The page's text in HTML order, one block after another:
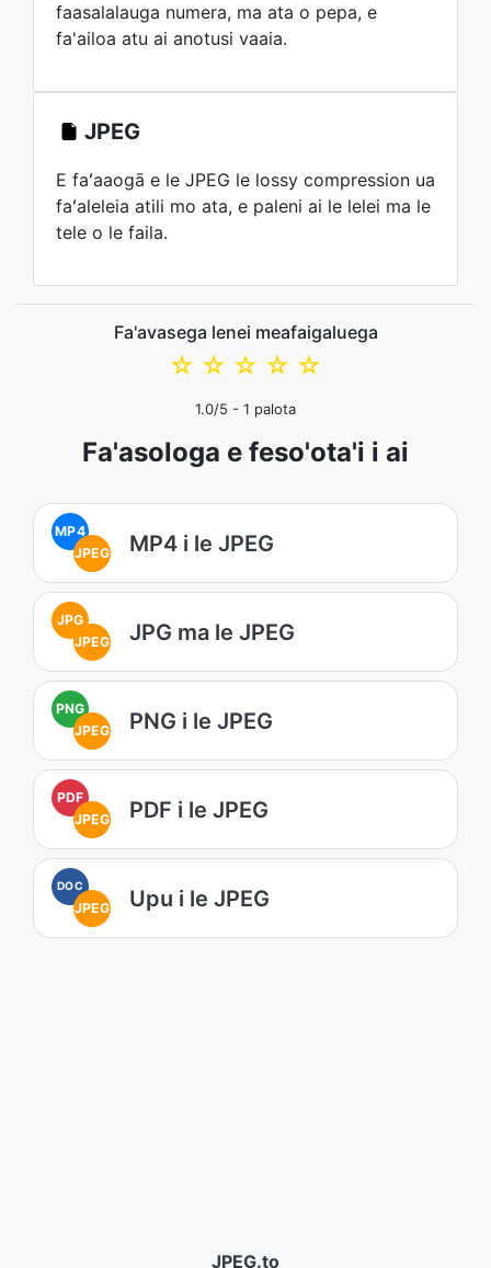
faasalalauga numera, ma ata o pepa, e
fa'ailoa atu ai anotusi vaaia.
JPEG
E faʻaaogā e le JPEG le lossy compression ua
faʻaleleia atili mo ata, e paleni ai le lelei ma le
tele o le faila.
Fa'avasega lenei meafaigaluega
☆
☆
☆
☆
☆
1.0/5 - 1 palota
Fa'asologa e feso'ota'i i ai
MP4
JPEG
MP4 i le JPEG
JPG
JPEG
JPG ma le JPEG
PNG
JPEG
PNG i le JPEG
PDF
JPEG
PDF i le JPEG
DOC
JPEG Upu i le JPEG
JPEG.to